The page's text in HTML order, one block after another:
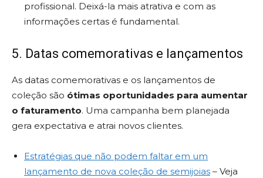
profissional. Deixá-la mais atrativa e com as
informações certas é fundamental.
5. Datas comemorativas e lançamentos
As datas comemorativas e os lançamentos de
coleção são ótimas oportunidades para aumentar
o faturamento. Uma campanha bem planejada
gera expectativa e atrai novos clientes.
Estratégias que não podem faltar em um
lançamento de nova coleção de semijoias – Veja